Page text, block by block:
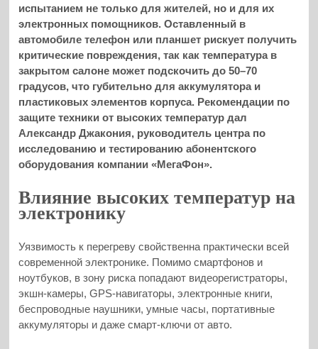
испытанием не только для жителей, но и для их
электронных помощников. Оставленный в
автомобиле телефон или планшет рискует получить
критические повреждения, так как температура в
закрытом салоне может подскочить до 50–70
градусов, что губительно для аккумулятора и
пластиковых элементов корпуса. Рекомендации по
защите техники от высоких температур дал
Александр Джакония, руководитель центра по
исследованию и тестированию абонентского
оборудования компании «МегаФон».
Влияние высоких температур на
электронику
Уязвимость к перегреву свойственна практически всей
современной электронике. Помимо смартфонов и
ноутбуков, в зону риска попадают видеорегистраторы,
экшн-камеры, GPS-навигаторы, электронные книги,
беспроводные наушники, умные часы, портативные
аккумуляторы и даже смарт-ключи от авто.